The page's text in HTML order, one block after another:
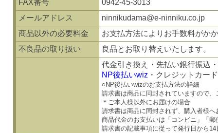
FAX番号
0942-45-3013
メールアドレス
ninnikudama@e-ninniku.co.jp
商品以外の必要料金
お支払方法によりお手数料がか
不良品の取り扱い
良品とお取り替えいたします。
代金引き換え・先払い銀行振込
NP後払いwiz ・クレジットカード
○NP後払いwizのお支払方法の詳細
請求書は商品に同封されていますので、
＊ご本人様以外にお届けの場合
請求書は商品に同封されず、購入者様へ
商品代金のお支払いは「コンビニ」「
請求書の記載事項に従って発行日から